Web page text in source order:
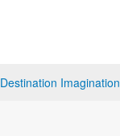
Destination Imagination